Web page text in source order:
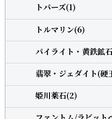
トパーズ(1)
トルマリン(6)
パイライト・黄鉄鉱
翡翠・ジェダイト(
姫川薬石(2)